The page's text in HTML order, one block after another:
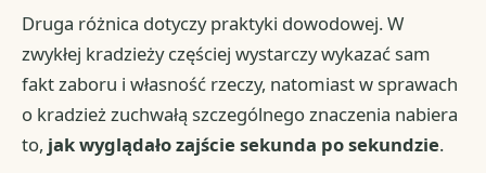
Druga różnica dotyczy praktyki dowodowej. W
zwykłej kradzieży częściej wystarczy wykazać sam
fakt zaboru i własność rzeczy, natomiast w sprawach
o kradzież zuchwałą szczególnego znaczenia nabiera
to, jak wyglądało zajście sekunda po sekundzie.